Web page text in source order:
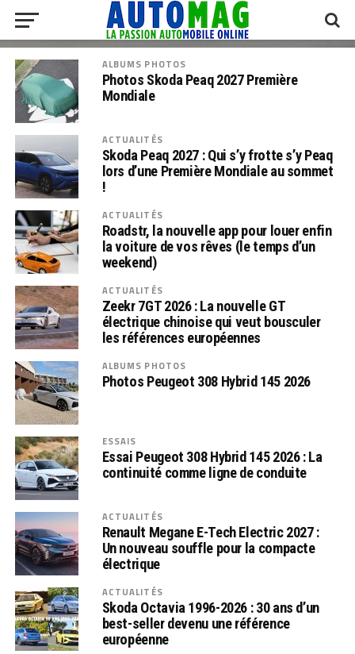
ALBUMS PHOTOS
Photos Skoda Peaq 2027 Première
Mondiale
ACTUALITÉS
Skoda Peaq 2027 : Qui s’y frotte s’y Peaq
lors d’une Première Mondiale au sommet
!
ACTUALITÉS
Roadstr, la nouvelle app pour louer enfin
la voiture de vos rêves (le temps d’un
weekend)
ACTUALITÉS
Zeekr 7GT 2026 : La nouvelle GT
électrique chinoise qui veut bousculer
les références européennes
ALBUMS PHOTOS
Photos Peugeot 308 Hybrid 145 2026
ESSAIS
Essai Peugeot 308 Hybrid 145 2026 : La
continuité comme ligne de conduite
ACTUALITÉS
Renault Megane E-Tech Electric 2027 :
Un nouveau souffle pour la compacte
électrique
ACTUALITÉS
Skoda Octavia 1996-2026 : 30 ans d’un
best-seller devenu une référence
européenne